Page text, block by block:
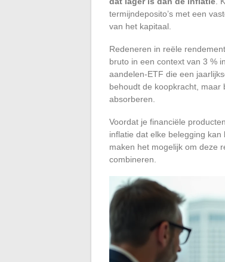
termijndeposito’s met een
van het kapitaal.
Redeneren in reële
bruto in een context van 3 %
aandelen-ETF die een
behoudt de koopkracht, maar
absorberen.
Voordat je financiële
inflatie dat elke belegging
maken het mogelijk om deze
combineren.